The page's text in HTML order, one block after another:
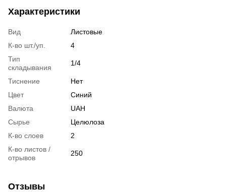
Характеристики
Вид
Листовые
К-во шт./уп.
4
Тип
cкладывания
1/4
Тиснение
Нет
Цвет
Синий
Валюта
UAH
Сырье
Целюлоза
К-во слоев
2
К-во листов /
отрывов
250
Отзывы